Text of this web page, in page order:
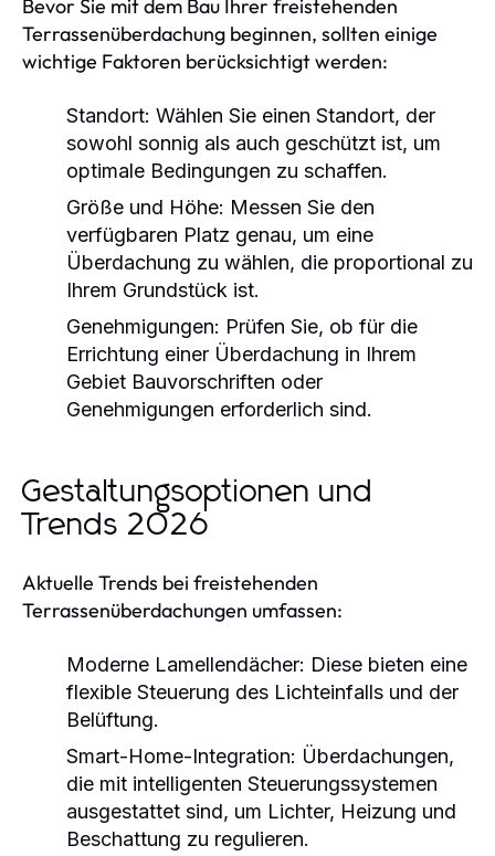
Bevor Sie mit dem Bau Ihrer freistehenden
Terrassenüberdachung beginnen, sollten einige
wichtige Faktoren berücksichtigt werden:
Standort: Wählen Sie einen Standort, der
sowohl sonnig als auch geschützt ist, um
optimale Bedingungen zu schaffen.
Größe und Höhe: Messen Sie den
verfügbaren Platz genau, um eine
Überdachung zu wählen, die proportional zu
Ihrem Grundstück ist.
Genehmigungen: Prüfen Sie, ob für die
Errichtung einer Überdachung in Ihrem
Gebiet Bauvorschriften oder
Genehmigungen erforderlich sind.
Gestaltungsoptionen und
Trends 2026
Aktuelle Trends bei freistehenden
Terrassenüberdachungen umfassen:
Moderne Lamellendächer: Diese bieten eine
flexible Steuerung des Lichteinfalls und der
Belüftung.
Smart-Home-Integration: Überdachungen,
die mit intelligenten Steuerungssystemen
ausgestattet sind, um Lichter, Heizung und
Beschattung zu regulieren.